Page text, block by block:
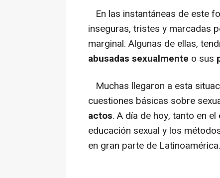
En las instantáneas de este
inseguras, tristes y marcadas
marginal. Algunas de ellas,
abusadas sexualmente o sus
Muchas llegaron a esta
cuestiones básicas sobre
actos. A día de hoy, tanto en
educación sexual y los
en gran parte de Latinoamérica.